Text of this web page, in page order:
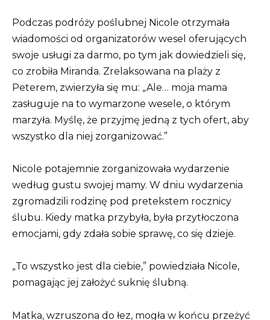
Podczas podróży poślubnej Nicole otrzymała
wiadomości od organizatorów wesel oferujących
swoje usługi za darmo, po tym jak dowiedzieli się,
co zrobiła Miranda. Zrelaksowana na plaży z
Peterem, zwierzyła się mu: „Ale… moja mama
zasługuje na to wymarzone wesele, o którym
marzyła. Myślę, że przyjmę jedną z tych ofert, aby
wszystko dla niej zorganizować.”
Nicole potajemnie zorganizowała wydarzenie
według gustu swojej mamy. W dniu wydarzenia
zgromadzili rodzinę pod pretekstem rocznicy
ślubu. Kiedy matka przybyła, była przytłoczona
emocjami, gdy zdała sobie sprawę, co się dzieje.
„To wszystko jest dla ciebie,” powiedziała Nicole,
pomagając jej założyć suknię ślubną.
Matka, wzruszona do łez, mogła w końcu przeżyć